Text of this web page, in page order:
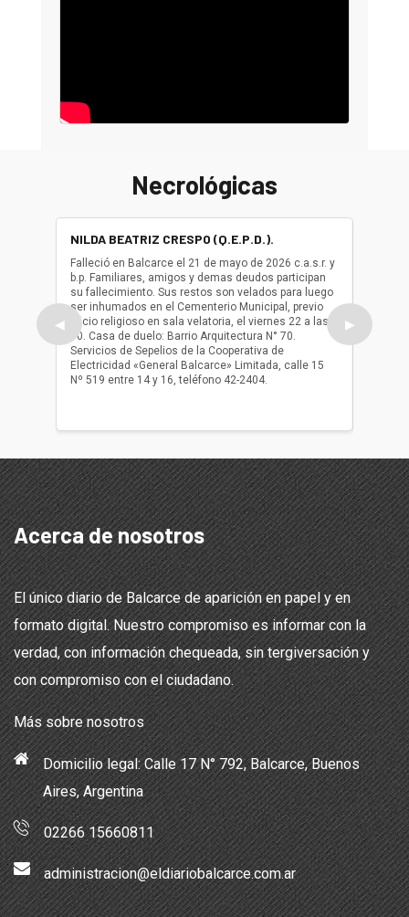
Necrológicas
◀
NILDA BEATRIZ CRESPO (Q.E.P.D.).
Falleció en Balcarce el 21 de mayo de 2026 c.a.s.r. y
b.p. Familiares, amigos y demas deudos participan
su fallecimiento. Sus restos son velados para luego
ser inhumados en el Cementerio Municipal, previo
oficio religioso en sala velatoria, el viernes 22 a las
10. Casa de duelo: Barrio Arquitectura N° 70.
Servicios de Sepelios de la Cooperativa de
Electricidad «General Balcarce» Limitada, calle 15
Nº 519 entre 14 y 16, teléfono 42-2404.
ser
oficio
▶
Acerca de nosotros
El único diario de Balcarce de aparición en papel y en
formato digital. Nuestro compromiso es informar con la
verdad, con información chequeada, sin tergiversación y
con compromiso con el ciudadano.
Más sobre nosotros
Domicilio legal: Calle 17 N° 792, Balcarce, Buenos
Aires, Argentina
02266 15660811
administracion@eldiariobalcarce.com.ar